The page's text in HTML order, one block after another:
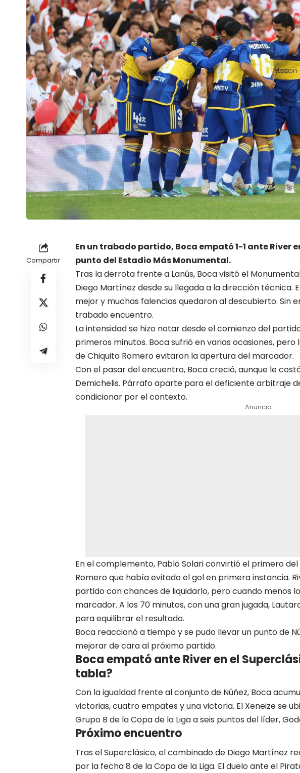
Compartir
En un trabado partido, Boca empató 1-1 ante River
punto del Estadio Más Monumental.
Tras la derrota frente a Lanús, Bocavisitó el
Diego Martínez desde su llegada a la dirección técnica.
mejor y muchas falencias quedaron al descubierto. Sin
trabado encuentro.
La intensidad se hizo notar desde el comienzo del
primeros minutos. Boca sufrió en varias ocasiones,
de Chiquito Romero evitaron la apertura del marcador.
Con el pasar del encuentro, Boca creció, aunque le
Demichelis. Párrafo aparte para el deficiente arbitraje
condicionar por el contexto.
Anuncio
En el complemento, Pablo Solari convirtió el primero
Romero que había evitado el gol en primera instancia.
partido con chances de liquidarlo, pero cuando menos
marcador. A los 70 minutos, con una gran jugada,
para equilibrar el resultado.
Boca reaccionó a tiempo y se pudo llevar un punto de
mejorar de cara al próximo partido.
Boca empató ante River en el
tabla?
Con la igualdad frente al conjunto de Núñez, Boca
victorias, cuatro empates y una victoria. El Xeneize se
Grupo B de la Copa de la Liga a seis puntos del líder,
Próximo encuentro
Tras el Superclásico, el combinado de Diego Martínez
por la fecha 8 de la Copa de la Liga. El duelo ante el